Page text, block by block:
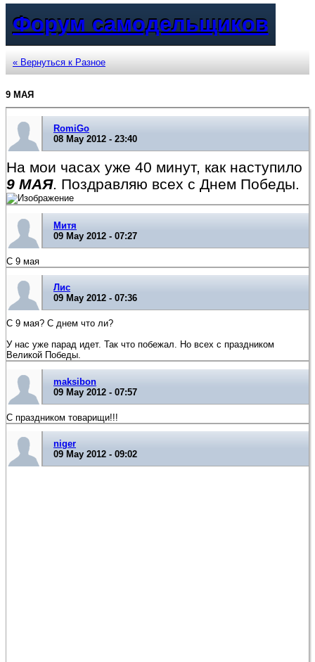
Форум самодельщиков
« Вернуться к Разное
9 МАЯ
RomiGo
08 May 2012 - 23:40
На мои часах уже 40 минут, как наступило
9 МАЯ. Поздравляю всех с Днем Победы.
Митя
09 May 2012 - 07:27
С 9 мая
Лис
09 May 2012 - 07:36
С 9 мая? С днем что ли?
У нас уже парад идет. Так что побежал. Но всех с праздником
Великой Победы.
maksibon
09 May 2012 - 07:57
С праздником товарищи!!!
niger
09 May 2012 - 09:02